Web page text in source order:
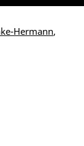
Hermann,